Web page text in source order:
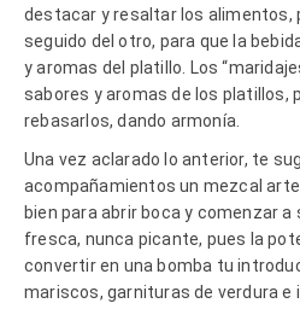
destacar y resaltar los alimentos,
seguido del otro, para que la
y aromas del platillo. Los
sabores y aromas de los platillos,
rebasarlos, dando armonía.
Una vez aclarado lo anterior, te
acompañamientos un mezcal
bien para abrir boca y comenzar a
fresca, nunca picante, pues la
convertir en una bomba tu
mariscos, garnituras de verdura e